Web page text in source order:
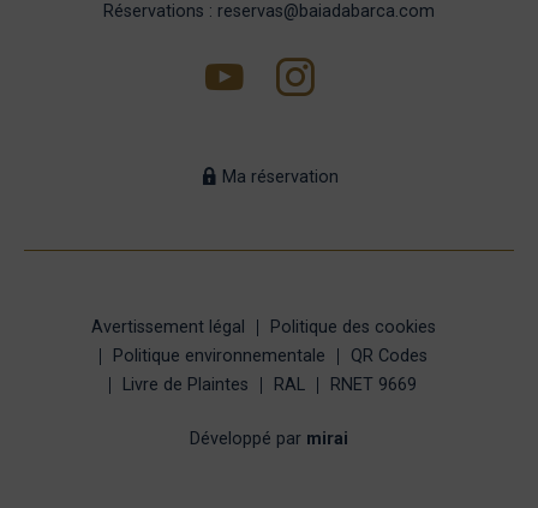
Réservations : reservas@baiadabarca.com
Ma réservation
Avertissement légal
Politique des cookies
Politique environnementale
QR Codes
Livre de Plaintes
RAL RNET 9669
Développé par mirai